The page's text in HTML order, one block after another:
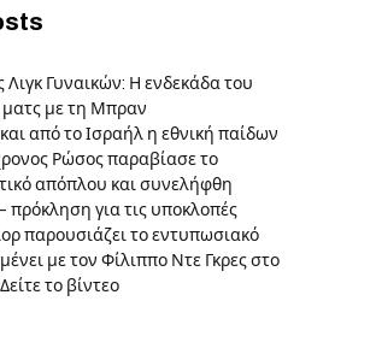
Λιγκ Γυναικών: Η ενδεκάδα του
με τη Μπραν
από το Ισραήλ η εθνική παίδων
Ρώσος παραβίασε το
απόπλου και συνελήφθη
για τις υποκλοπές
παρουσιάζει το εντυπωσιακό
με τον Φίλιππο Ντε Γκρες στο
το βίντεο